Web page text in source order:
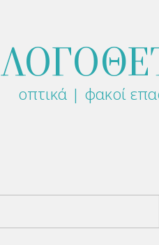
οπτικά | φακοί